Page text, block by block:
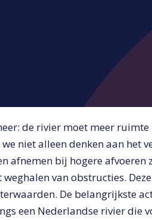
de rivier moet meer
niet alleen denken aan het
afnemen bij hogere afvoeren
van obstructies.
De belangrijkste
een Nederlandse rivier die